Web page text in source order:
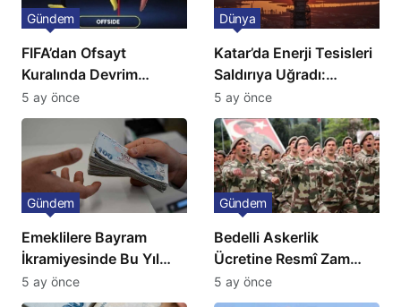
FIFA’dan Ofsayt
Kuralında Devrim
Niteliğinde Onay
Gündem
5 ay önce
Katar’da Enerji Tesisleri
Saldırıya Uğradı:
Avrupa’da Doğalgaz
Fiyatlarında Sert Artış
Dünya
5 ay önce
Emeklilere Bayram
İkramiyesinde Bu Yıl
Artış Gelmeyecek
Gündem
5 ay önce
Bedelli Askerlik
Ücretine Resmî Zam
Geliyor
Gündem
5 ay önce